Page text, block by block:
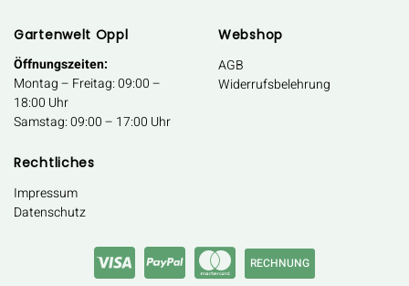
Gartenwelt Oppl
Öffnungszeiten:
Montag – Freitag: 09:00 –
18:00 Uhr
Samstag: 09:00 – 17:00 Uhr
Webshop
AGB
Widerrufsbelehrung
Rechtliches
Impressum
Datenschutz
RECHNUNG